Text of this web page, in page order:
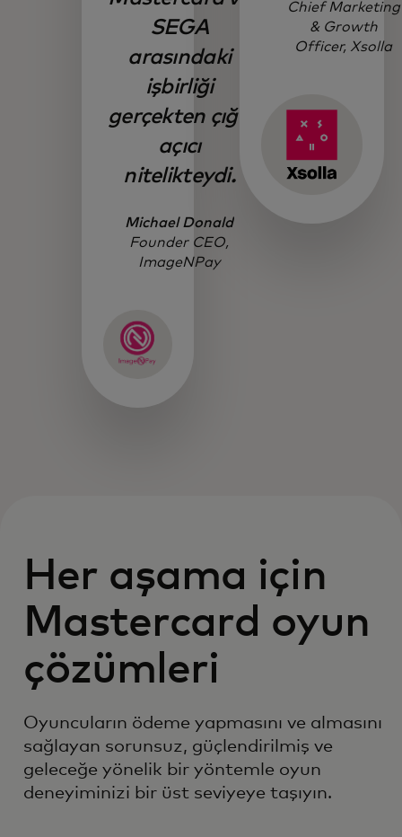
SEGA
arasındaki
işbirliği
gerçekten çığır
açıcı
nitelikteydi.
Michael Donald
Founder CEO,
ImageNPay
Chief Marketing
& Growth
Officer, Xsolla
Her aşama için
Mastercard oyun
çözümleri
Oyuncuların ödeme yapmasını ve almasını
sağlayan sorunsuz, güçlendirilmiş ve
geleceğe yönelik bir yöntemle oyun
deneyiminizi bir üst seviyeye taşıyın.